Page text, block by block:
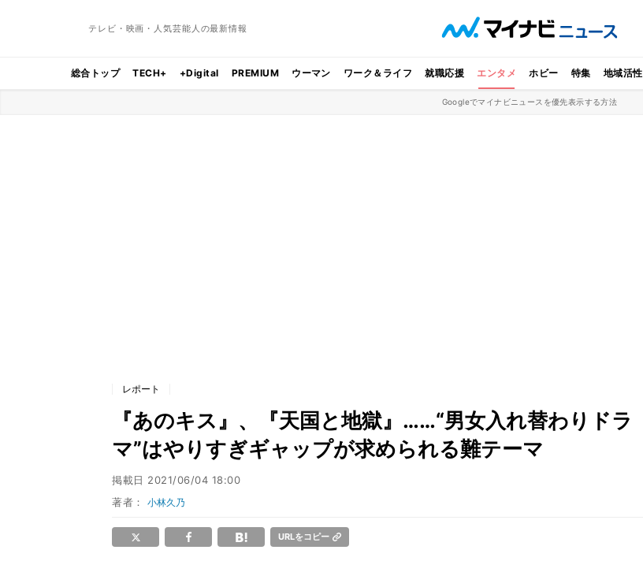
テレビ・映画・人気芸能人の最新情報
総合トップ TECH+ +Digital PREMIUM ウーマン ワーク＆ライフ 就職応援 エンタメ ホビー 特集 地域活性
Googleでマイナビニュースを優先表示する方法
レポート
『あのキス』、『天国と地獄』……“男女入れ替わりドラ
マ”はやりすぎギャップが求められる難テーマ
掲載日 2021/06/04 18:00
著者：小林久乃
URLをコピー